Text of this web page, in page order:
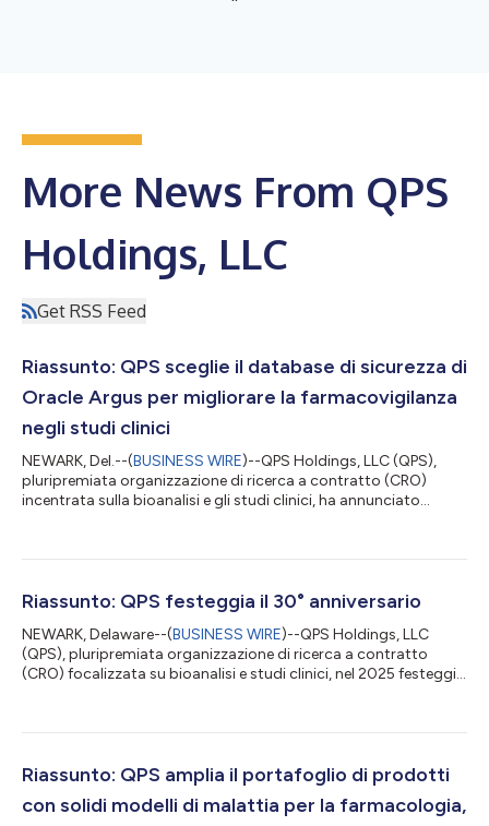
More News From QPS
Holdings, LLC
Get RSS Feed
Riassunto: QPS sceglie il database di sicurezza di
Oracle Argus per migliorare la farmacovigilanza
negli studi clinici
NEWARK, Del.--(BUSINESS WIRE)--QPS Holdings, LLC (QPS),
pluripremiata organizzazione di ricerca a contratto (CRO)
incentrata sulla bioanalisi e gli studi clinici, ha annunciato
gestione completa dei casi di sicurezza per i trial clinici.
Argus sottolinea l'impegno di QPS a promuovere la sicurezza
Riassunto: QPS festeggia il 30° anniversario
NEWARK, Delaware--(BUSINESS WIRE)--QPS Holdings, LLC
(QPS), pluripremiata organizzazione di ricerca a contratto
(CRO) focalizzata su bioanalisi e studi clinici, nel 2025 festeggia
bioanalitica-spettrometria di massa tandem (LC-MS/MS) di
globale nella ricerca a contratto. In questi ultimi trent'anni
Riassunto: QPS amplia il portafoglio di prodotti
con solidi modelli di malattia per la farmacologia,